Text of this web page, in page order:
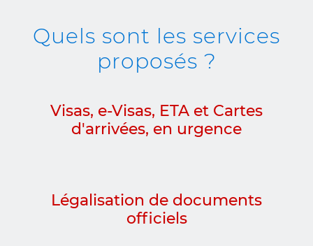
Quels sont les services
proposés ?
Visas, e-Visas, ETA et Cartes
d'arrivées, en urgence
Légalisation de documents
officiels